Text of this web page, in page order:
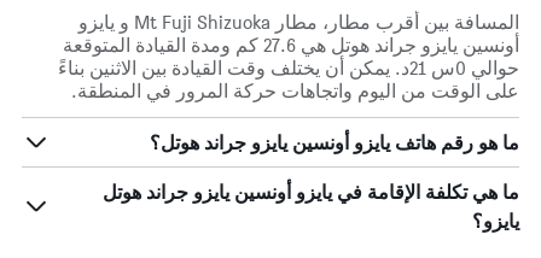
المسافة بين أقرب مطار، مطار Mt Fuji Shizuoka و يايزو
أونسين يايزو جراند هوتل هي 27.6 كم ومدة القيادة المتوقعة
حوالي 0س 21د. يمكن أن يختلف وقت القيادة بين الاثنين بناءً
على الوقت من اليوم واتجاهات حركة المرور في المنطقة.
ما هو رقم هاتف يايزو أونسين يايزو جراند هوتل؟
ما هي تكلفة الإقامة في يايزو أونسين يايزو جراند هوتل
يايزو؟